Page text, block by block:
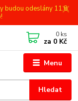
budou odeslány 11.8.
Menu
Hledat
0 ks
za 0 Kč